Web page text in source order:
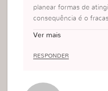
planear formas de
consequência é o
mas de o atingir.
Ver mais
RESPONDER